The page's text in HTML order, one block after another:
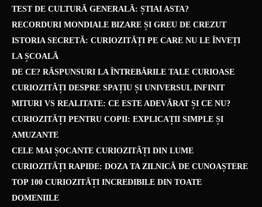
TEST DE CULTURĂ GENERALĂ: ȘTIAI ASTA?
RECORDURI MONDIALE BIZARE ȘI GREU DE CREZUT
ISTORIA SECRETĂ: CURIOZITĂȚI PE CARE NU LE ÎNVEȚI
LA ȘCOALĂ
DE CE? RĂSPUNSURI LA ÎNTREBĂRILE TALE CURIOASE
CURIOZITĂȚI DESPRE SPAȚIU ȘI UNIVERSUL INFINIT
MITURI VS REALITATE: CE ESTE ADEVĂRAT ȘI CE NU?
CURIOZITĂȚI PENTRU COPII: EXPLICAȚII SIMPLE ȘI
AMUZANTE
CELE MAI ȘOCANTE CURIOZITĂȚI DIN LUME
CURIOZITĂȚI RAPIDE: DOZA TA ZILNICĂ DE CUNOAȘTERE
TOP 100 CURIOZITĂȚI INCREDIBILE DIN TOATE
DOMENIILE